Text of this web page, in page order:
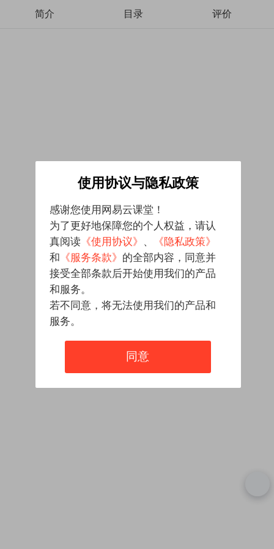
简介 目录 评价
使用协议与隐私政策
感谢您使用网易云课堂！
为了更好地保障您的个人权益，请认
真阅读 《使用协议》 、
《隐私政策》
和 《服务条款》 的全部内容，同意并
接受全部条款后开始使用我们的产品
和服务。
若不同意，将无法使用我们的产品和
服务。
同意